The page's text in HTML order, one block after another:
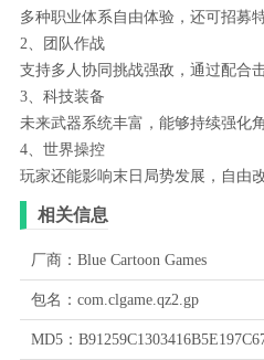
多种职业体系自由体验，还可招募
2、团队作战
支持多人协同挑战强敌，通过配合击
3、科技装备
未来武器系统丰富，能够持续强化
4、世界操控
玩家还能影响末日局势发展，自由
相关信息
厂商：Blue Cartoon Games
包名：com.clgame.qz2.gp
MD5：